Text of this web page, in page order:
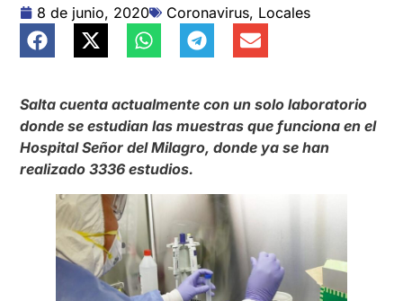
8 de junio, 2020 Coronavirus, Locales
Salta cuenta actualmente con un solo laboratorio
donde se estudian las muestras que funciona en el
Hospital Señor del Milagro, donde ya se han
realizado 3336 estudios.